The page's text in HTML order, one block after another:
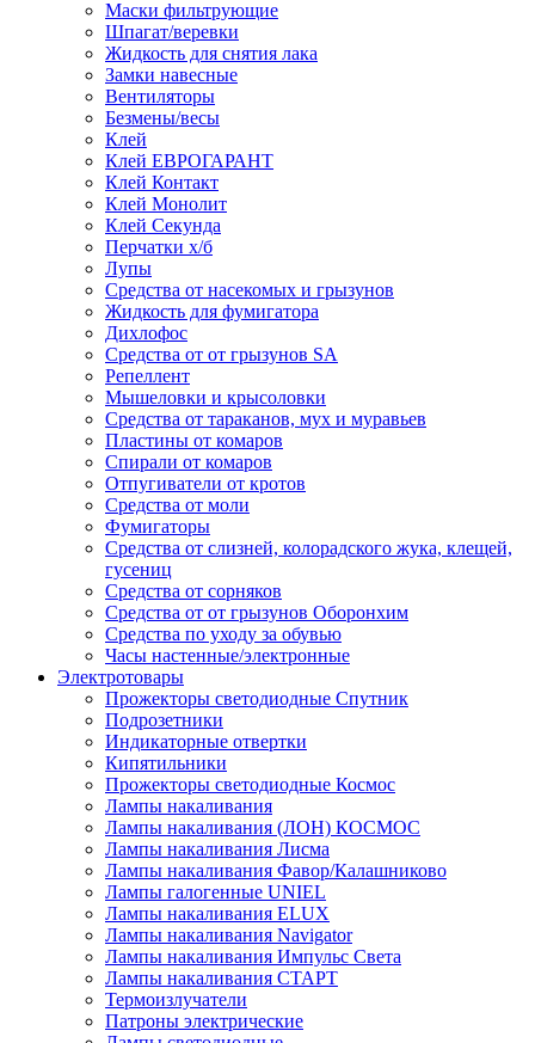
Маски фильтрующие
Шпагат/веревки
Жидкость для снятия лака
Замки навесные
Вентиляторы
Безмены/весы
Клей
Клей ЕВРОГАРАНТ
Клей Контакт
Клей Монолит
Клей Секунда
Перчатки х/б
Лупы
Средства от насекомых и грызунов
Жидкость для фумигатора
Дихлофос
Средства от от грызунов SA
Репеллент
Мышеловки и крысоловки
Средства от тараканов, мух и муравьев
Пластины от комаров
Спирали от комаров
Отпугиватели от кротов
Средства от моли
Фумигаторы
Средства от слизней, колорадского жука, клещей,
гусениц
Средства от сорняков
Средства от от грызунов Оборонхим
Средства по уходу за обувью
Часы настенные/электронные
Электротовары
Прожекторы светодиодные Спутник
Подрозетники
Индикаторные отвертки
Кипятильники
Прожекторы светодиодные Космос
Лампы накаливания
Лампы накаливания (ЛОН) КОСМОС
Лампы накаливания Лисма
Лампы накаливания Фавор/Калашниково
Лампы галогенные UNIEL
Лампы накаливания ELUX
Лампы накаливания Navigator
Лампы накаливания Импульс Света
Лампы накаливания СТАРТ
Термоизлучатели
Патроны электрические